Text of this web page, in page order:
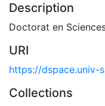
Description
Doctorat en
URI
https://dspace.univ-
Collections